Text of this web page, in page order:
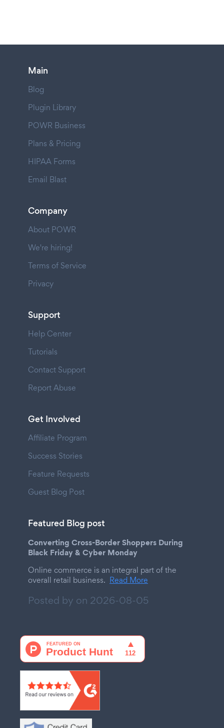
Main
Blog
Plugin Library
POWR Business
Plans & Pricing
HIPAA Forms
Email Blast
Company
About POWR
We're hiring!
Terms of Service
Privacy
Support
Help Center
Tutorials
Contact Support
Report Abuse
Get Involved
Affiliate Program
Success Stories
Feature Requests
Guest Blog Post
Featured Blog post
Converting Cross-Border Shoppers During
Black Friday & Cyber Monday
Online commerce is an integral part of the
overall retail business. Read More
Posted by on 2026-08-05